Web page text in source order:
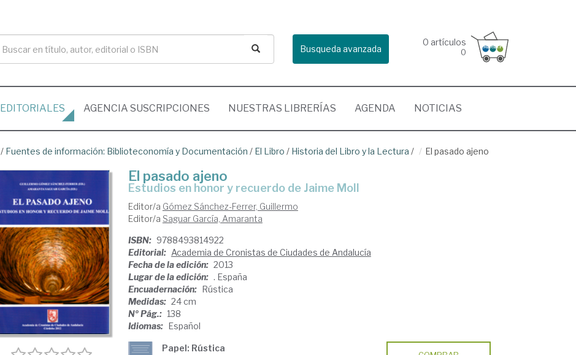
Busqueda avanzada
0 artículos
0
EDITORIALES AGENCIA SUSCRIPCIONES NUESTRAS LIBRERÍAS AGENDA NOTICIAS
/ Fuentes de información: Biblioteconomía y Documentación / El Libro / Historia del Libro y la Lectura / El pasado ajeno
El pasado ajeno
Estudios en honor y recuerdo de Jaime Moll
Editor/a Gómez Sánchez-Ferrer, Guillermo
Editor/a Saguar García, Amaranta
ISBN: 9788493814922
Editorial: Academia de Cronistas de Ciudades de Andalucía
Fecha de la edición: 2013
Lugar de la edición: . España
Encuadernación: Rústica
Medidas: 24 cm
Nº Pág.: 138
Idiomas: Español
Papel: Rústica